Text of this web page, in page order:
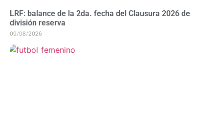
LRF: balance de la 2da. fecha del Clausura 2026 de
división reserva
09/08/2026